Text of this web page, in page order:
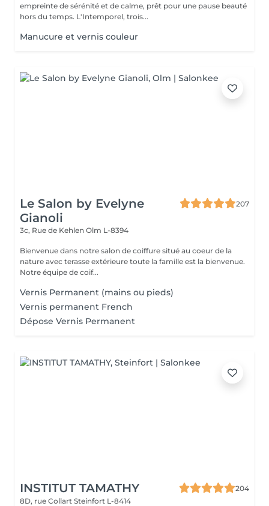
empreinte de sérénité et de calme, prêt pour une pause beauté
hors du temps. L'Intemporel, trois...
Manucure et vernis couleur
Le Salon by Evelyne
Gianoli
207
3c, Rue de Kehlen Olm L-8394
Bienvenue dans notre salon de coiffure situé au coeur de la
nature avec terasse extérieure toute la famille est la bienvenue.
Notre équipe de coif...
Vernis Permanent (mains ou pieds)
Vernis permanent French
Dépose Vernis Permanent
INSTITUT TAMATHY
204
8D, rue Collart Steinfort L-8414